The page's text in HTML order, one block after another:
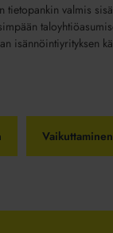
tietopankin valmis
isännöintiyrityksen
Vaikuttaminen